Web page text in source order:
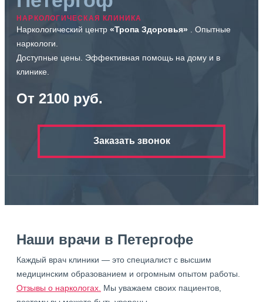
НАРКОЛОГИЧЕСКАЯ КЛИНИКА
Наркологический центр «Тропа Здоровья»
. Опытные
наркологи.
Доступные цены. Эффективная помощь на дому и в
клинике.
От 2100 руб.
Заказать звонок
Наши врачи в Петергофе
Каждый врач клиники — это специалист с высшим
медицинским образованием и огромным опытом работы.
Отзывы о наркологах. Мы уважаем своих пациентов,